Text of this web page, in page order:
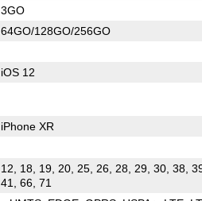
3GO
64GO/128GO/256GO
iOS 12
iPhone XR
12, 18, 19, 20, 25, 26, 28, 29, 30, 38,
41, 66, 71